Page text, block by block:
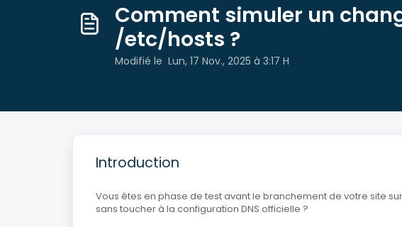
Comment simuler un
/etc/hosts ?
Modifié le Lun, 17 Nov., 2025 à 3:17 H
Introduction
Vous êtes en phase de test avant le branchement de votre site
sans toucher à la configuration DNS officielle ?